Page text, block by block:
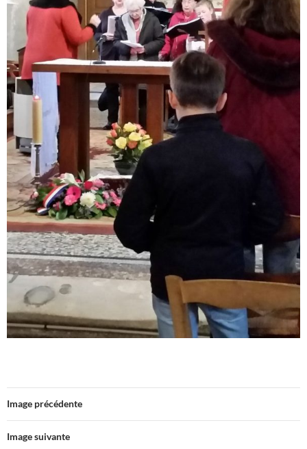
Image précédente
Image suivante